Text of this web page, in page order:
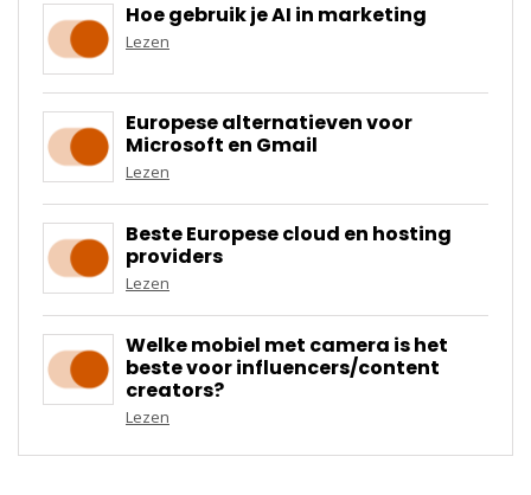
Hoe gebruik je AI in marketing
Lezen
Europese alternatieven voor
Microsoft en Gmail
Lezen
Beste Europese cloud en hosting
providers
Lezen
Welke mobiel met camera is het
beste voor influencers/content
creators?
Lezen